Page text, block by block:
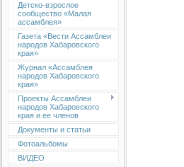
Детско-взрослое
сообщество «Малая
ассамблея»
Газета «Вести Ассамблеи
народов Хабаровского
края»
Журнал «Ассамблея
народов Хабаровского
края»
Проекты Ассамблеи
народов Хабаровского
края и ее членов
Документы и статьи
Фотоальбомы
ВИДЕО